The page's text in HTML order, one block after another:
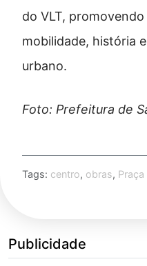
do VLT,
mobilidade, história
urbano.
Foto: Prefeitura de
Tags: centro, obras,
Publicidade